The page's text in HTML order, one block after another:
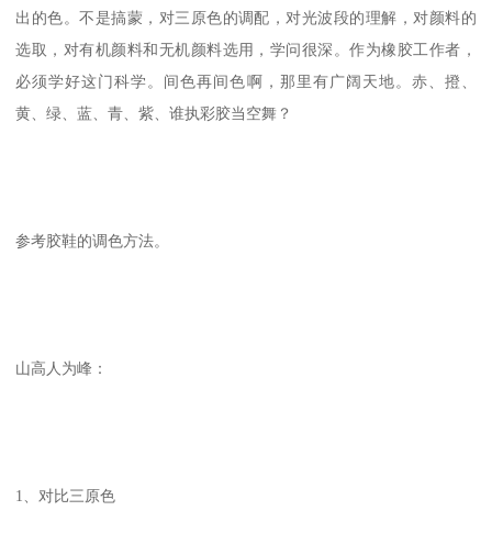
出的色。不是搞蒙，对三原色的调配，对光波段的理解，对颜料的
选取，对有机颜料和无机颜料选用，学问很深。作为橡胶工作者，
必须学好这门科学。间色再间色啊，那里有广阔天地。赤、撜、
黄、绿、蓝、青、紫、谁执彩胶当空舞？
参考胶鞋的调色方法。
山高人为峰：
1、对比三原色